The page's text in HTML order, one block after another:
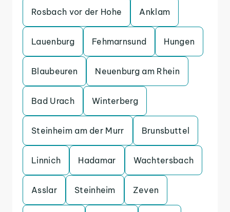
Rosbach vor der Hohe Anklam
Lauenburg Fehmarnsund Hungen
Blaubeuren Neuenburg am Rhein
Bad Urach Winterberg
Steinheim am der Murr Brunsbuttel
Linnich Hadamar Wachtersbach
Asslar Steinheim Zeven